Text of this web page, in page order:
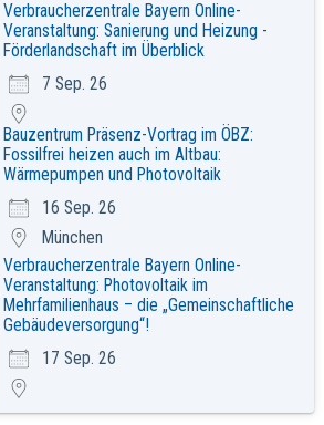
Verbraucherzentrale Bayern Online-
Veranstaltung: Sanierung und Heizung -
Förderlandschaft im Überblick
7 Sep. 26
Bauzentrum Präsenz-Vortrag im ÖBZ:
Fossilfrei heizen auch im Altbau:
Wärmepumpen und Photovoltaik
16 Sep. 26
München
Verbraucherzentrale Bayern Online-
Veranstaltung: Photovoltaik im
Mehrfamilienhaus – die „Gemeinschaftliche
Gebäudeversorgung“!
17 Sep. 26